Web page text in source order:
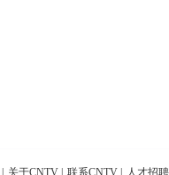
关于CNTV 联系CNTV 人才招聘